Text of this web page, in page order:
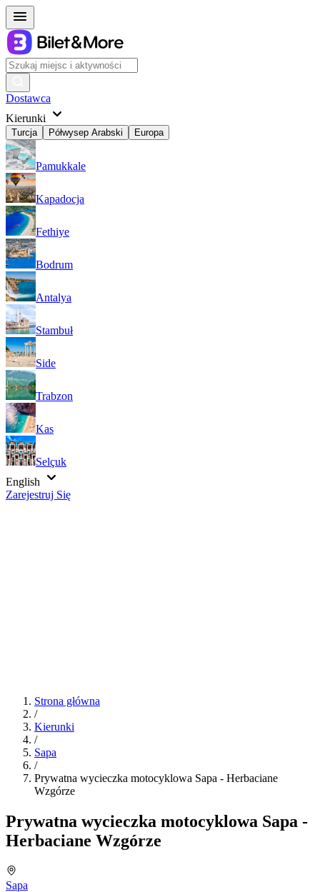
Dostawca
Kierunki
Turcja Półwysep Arabski Europa
Pamukkale
Kapadocja
Fethiye
Bodrum
Antalya
Stambuł
Side
Trabzon
Kas
Selçuk
English
Zarejestruj Się
Strona główna
/
Kierunki
/
Sapa
/
Prywatna wycieczka motocyklowa Sapa - Herbaciane
Wzgórze
Prywatna wycieczka motocyklowa Sapa -
Herbaciane Wzgórze
Sapa